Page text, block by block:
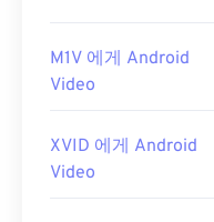
M1V 에게 Android
Video
XVID 에게 Android
Video